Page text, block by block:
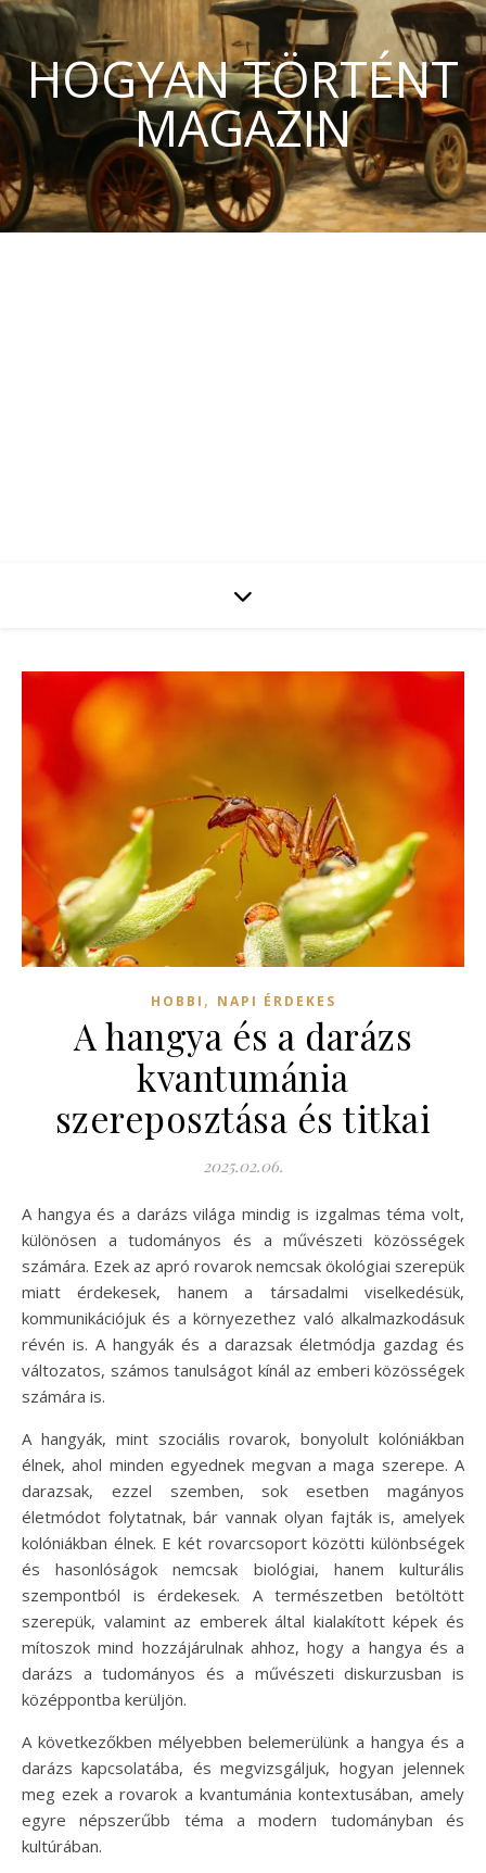
HOGYAN TÖRTÉNT
MAGAZIN
HOBBI , NAPI ÉRDEKES
A hangya és a darázs
kvantumánia
szereposztása és titkai
2025.02.06.
A hangya és a darázs világa mindig is izgalmas téma volt,
különösen a tudományos és a művészeti közösségek
számára. Ezek az apró rovarok nemcsak ökológiai szerepük
miatt érdekesek, hanem a társadalmi viselkedésük,
kommunikációjuk és a környezethez való alkalmazkodásuk
révén is. A hangyák és a darazsak életmódja gazdag és
változatos, számos tanulságot kínál az emberi közösségek
számára is.
A hangyák, mint szociális rovarok, bonyolult kolóniákban
élnek, ahol minden egyednek megvan a maga szerepe. A
darazsak, ezzel szemben, sok esetben magányos
életmódot folytatnak, bár vannak olyan fajták is, amelyek
kolóniákban élnek. E két rovarcsoport közötti különbségek
és hasonlóságok nemcsak biológiai, hanem kulturális
szempontból is érdekesek. A természetben betöltött
szerepük, valamint az emberek által kialakított képek és
mítoszok mind hozzájárulnak ahhoz, hogy a hangya és a
darázs a tudományos és a művészeti diskurzusban is
középpontba kerüljön.
A következőkben mélyebben belemerülünk a hangya és a
darázs kapcsolatába, és megvizsgáljuk, hogyan jelennek
meg ezek a rovarok a kvantumánia kontextusában, amely
egyre népszerűbb téma a modern tudományban és
kultúrában.